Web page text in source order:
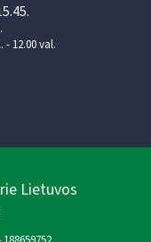
12.00 val.
Lietuvos